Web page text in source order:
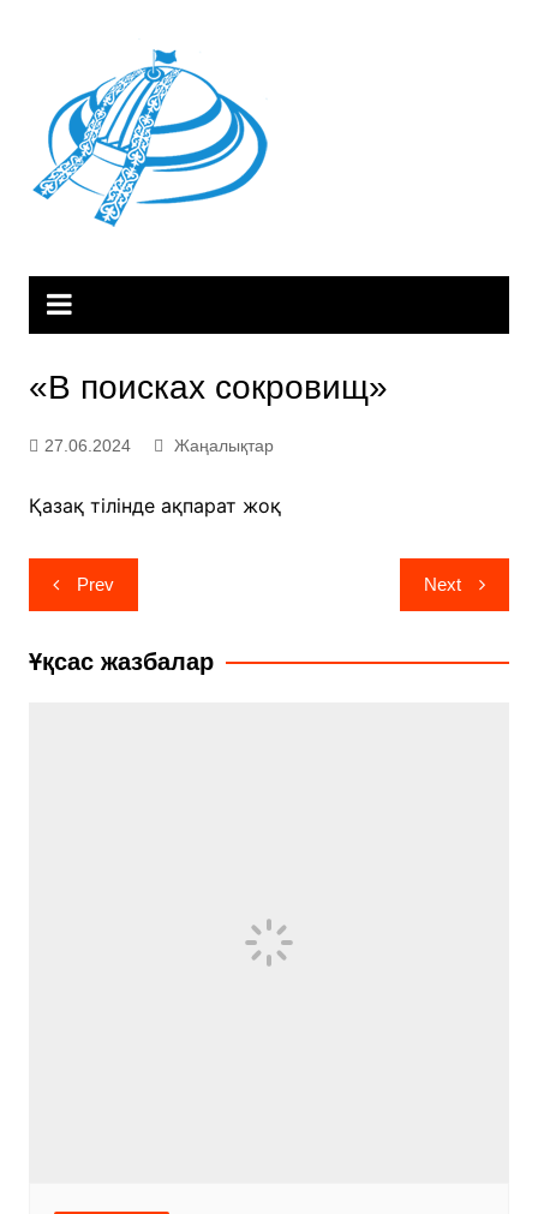
«В поисках сокровищ»
27.06.2024 Жаңалықтар
Қазақ тілінде ақпарат жоқ
Навигация
по
записям
Prev Next
Ұқсас жазбалар